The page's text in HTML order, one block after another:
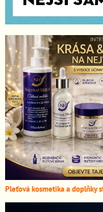
Pleťová kosmetika a doplňky